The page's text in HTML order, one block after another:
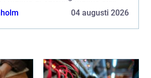
men hur väljer du rätt upplägg,
04 augusti 2026